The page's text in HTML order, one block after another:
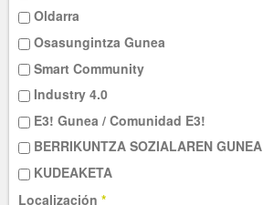
Oldarra
Osasungintza Gunea
Smart Community
Industry 4.0
E3! Gunea / Comunidad E3!
BERRIKUNTZA SOZIALAREN GUNEA
KUDEAKETA
Localización *